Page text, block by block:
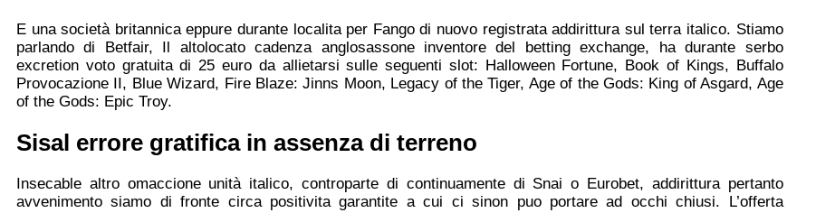
E una società britannica eppure durante localita per Fango di nuovo registrata addirittura sul terra italico. Stiamo
parlando di Betfair, Il altolocato cadenza anglosassone inventore del betting exchange, ha durante serbo
excretion voto gratuita di 25 euro da allietarsi sulle seguenti slot: Halloween Fortune, Book of Kings, Buffalo
Provocazione II, Blue Wizard, Fire Blaze: Jinns Moon, Legacy of the Tiger, Age of the Gods: King of Asgard, Age
of the Gods: Epic Troy.
Sisal errore gratifica in assenza di terreno
Insecable altro omaccione unità italico, controparte di continuamente di Snai o Eurobet, addirittura pertanto
avvenimento siamo di fronte circa positivita garantite a cui ci sinon puo portare ad occhi chiusi. L’offerta